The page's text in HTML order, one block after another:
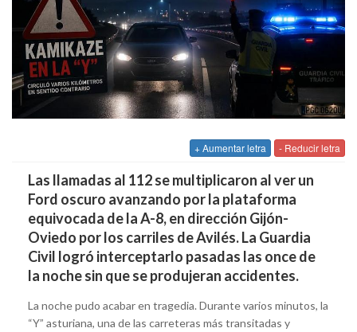
+ Aumentar letra - Reducir letra
Las llamadas al 112 se multiplicaron al ver un
Ford oscuro avanzando por la plataforma
equivocada de la A-8, en dirección Gijón-
Oviedo por los carriles de Avilés. La Guardia
Civil logró interceptarlo pasadas las once de
la noche sin que se produjeran accidentes.
La noche pudo acabar en tragedia. Durante varios minutos, la
“Y” asturiana, una de las carreteras más transitadas y